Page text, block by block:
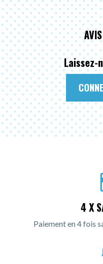
Laissez-
4 X
Paiement en 4 fois